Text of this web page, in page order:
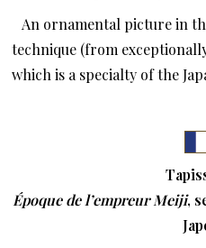
An ornamental picture in
technique (from
which is a specialty of the
Époque de l’empreur Meiji,